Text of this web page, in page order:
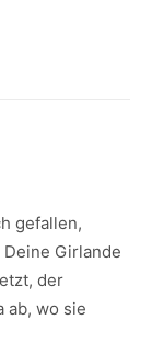
gefallen,
Girlande
der
ab, wo sie